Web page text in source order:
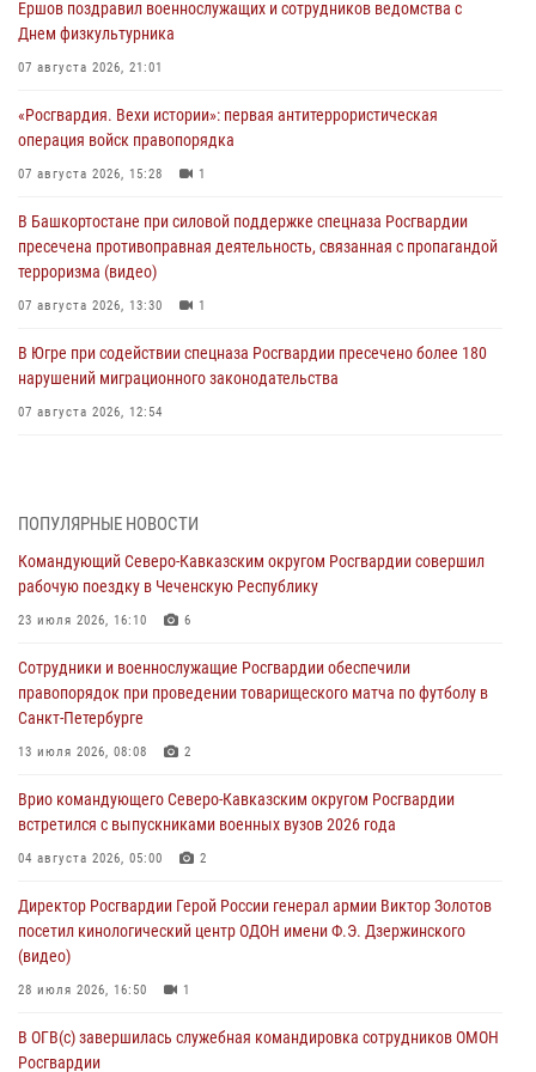
Ершов поздравил военнослужащих и сотрудников ведомства с
Днем физкультурника
07 августа 2026, 21:01
«Росгвардия. Вехи истории»: первая антитеррористическая
операция войск правопорядка
07 августа 2026, 15:28 1
В Башкортостане при силовой поддержке спецназа Росгвардии
пресечена противоправная деятельность, связанная с пропагандой
терроризма (видео)
07 августа 2026, 13:30 1
В Югре при содействии спецназа Росгвардии пресечено более 180
нарушений миграционного законодательства
07 августа 2026, 12:54
Росгвардии (видео)
07 августа 2026, 12:20
выпуска «Легенды армии с Александром Маршалом»
07 августа 2026, 12:00
Представители ФСБ России по Уральскому округу Росгвардии и
Кузнецова
07 августа 2026, 12:00
Смольного собора в Санкт-Петербурге (видео)
3 1
ПОПУЛЯРНЫЕ НОВОСТИ
Командующий Северо-Кавказским округом Росгвардии совершил
рабочую поездку в Чеченскую Республику
23 июля 2026, 16:10 6
Сотрудники и военнослужащие Росгвардии обеспечили
правопорядок при проведении товарищеского матча по футболу в
Санкт-Петербурге
13 июля 2026, 08:08 2
Врио командующего Северо-Кавказским округом Росгвардии
встретился с выпускниками военных вузов 2026 года
04 августа 2026, 05:00 2
Директор Росгвардии Герой России генерал армии Виктор Золотов
посетил кинологический центр ОДОН имени Ф.Э. Дзержинского
(видео)
28 июля 2026, 16:50 1
В ОГВ(с) завершилась служебная командировка сотрудников ОМОН
Росгвардии